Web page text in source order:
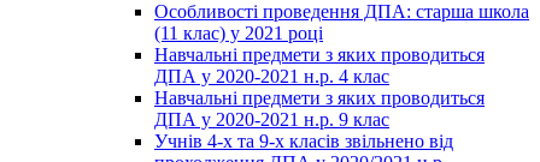
Особливості проведення ДПА: старша школа
(11 клас) у 2021 році
Навчальні предмети з яких проводиться
ДПА у 2020-2021 н.р. 4 клас
Навчальні предмети з яких проводиться
ДПА у 2020-2021 н.р. 9 клас
Учнів 4-х та 9-х класів звільнено від